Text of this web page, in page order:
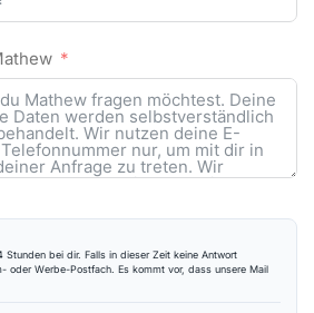
Stunden bei dir. Falls in dieser Zeit keine Antwort
oder Werbe-Postfach. Es kommt vor, dass unsere Mail